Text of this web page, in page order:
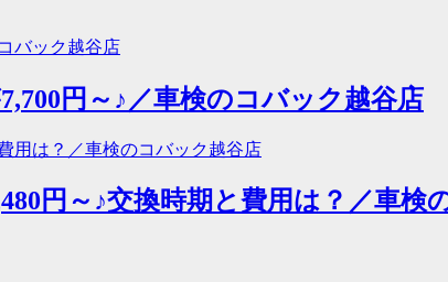
円～♪／車検のコバック越谷店
円～♪交換時期と費用は？／車検